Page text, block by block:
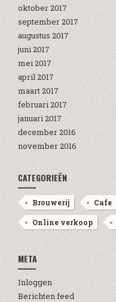
oktober 2017
september 2017
augustus 2017
juni 2017
mei 2017
april 2017
maart 2017
februari 2017
januari 2017
december 2016
november 2016
CATEGORIEËN
Brouwerij Cafe
Online verkoop
META
Inloggen
Berichten feed